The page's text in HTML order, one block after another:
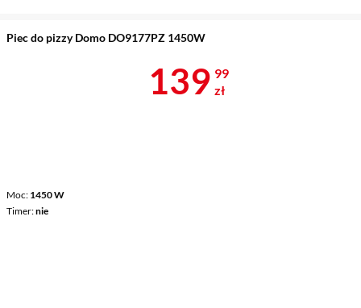
Piec do pizzy Domo DO9177PZ 1450W
Moc 1450 W
Timer nie
Cena 139,99
139 99
zł